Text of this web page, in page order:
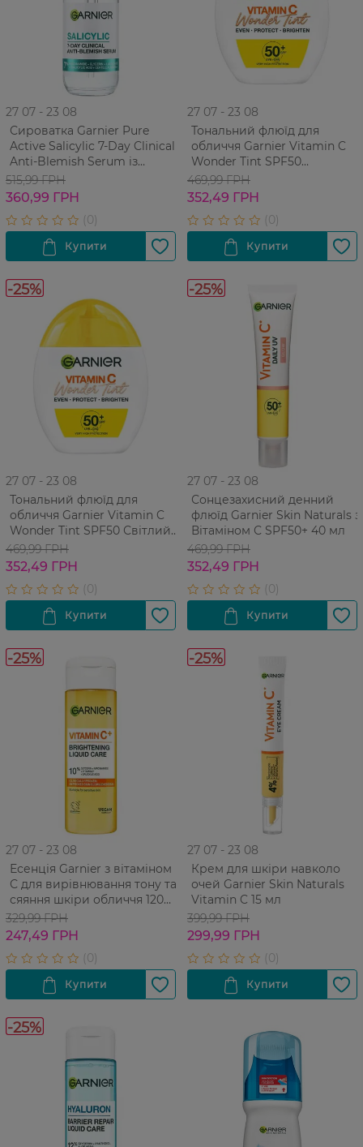
27 07 - 23 08
Сироватка Garnier Pure
Active Salicylic 7-Day Clinical
Anti-Blemish Serum із
Саліциловою кислотою
Проти недосконалостей
шкіри обличчя 30 мл
515,99 ГРН
360,99 ГРН
27 07 - 23 08
Тональний флюїд для
обличчя Garnier Vitamin C
Wonder Tint SPF50
Натуральний 40 мл
469,99 ГРН
352,49 ГРН
-25%
27 07 - 23 08
Тональний флюїд для
обличчя Garnier Vitamin C
Wonder Tint SPF50 Світлий
40 мл
469,99 ГРН
352,49 ГРН
-25%
27 07 - 23 08
Сонцезахисний денний
флюїд Garnier Skin Naturals з
Вітаміном С SPF50+ 40 мл
469,99 ГРН
352,49 ГРН
-25%
27 07 - 23 08
Есенція Garnier з вітаміном
С для вирівнювання тону та
сяяння шкіри обличчя 120
мл
329,99 ГРН
247,49 ГРН
-25%
27 07 - 23 08
Крем для шкіри навколо
очей Garnier Skin Naturals
Vitamin C 15 мл
399,99 ГРН
299,99 ГРН
-25%